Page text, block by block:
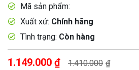
Mã sản phẩm:
Xuất xứ: Chính hãng
Tình trạng: Còn hàng
1.149.000 ₫ 1.410.000 ₫